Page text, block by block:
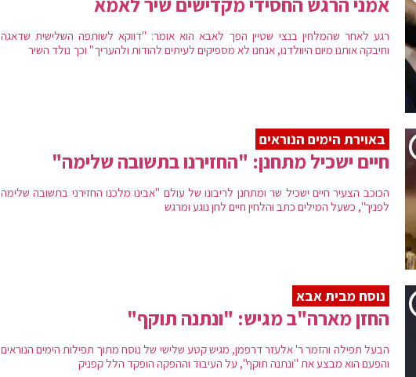
רגע לאחר שהמלחין בנצי שטיין הפך לאבא הוא אומר: "דווקא לשותפה השלישית שדאגה
וחיבקה אותנו מיום היוולדנו, אנחנו לא מספיקים לעיתים להודות ולהעריך" וכך נולד השיר
באוירת הימים הנוראים
חיים ישכיל מתחנן: "החזירנו בתשובה שלימה"
הכוכב הצעיר חיים ישכיל שר ומתחנן לריבונו של עולם "אבינו מלכנו החזירני בתשובה שלימה
לפניך", כשעל המילים כתב והלחין חיים לחן נוגע ומרגש
נוסח מבית אבא
החזן מארה"ב מגיש: "ונתנה תוקף"
הבעל תפילה והזמר ר' אלעזר דרפמן, מגיש קטע שלישי של נוסח מתוך תפילות הימים הנוראים
והפעם הוא מבצע את "ונתנה תוקף", על העיבוד וההפקה הופקד הלל קפניק